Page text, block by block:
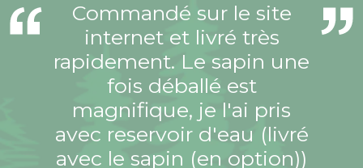
Commandé sur le site
internet et livré très
rapidement. Le sapin une
fois déballé est
magnifique, je l'ai pris
avec reservoir d'eau (livré
avec le sapin (en option))